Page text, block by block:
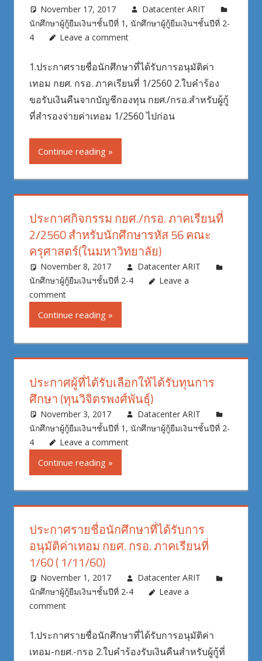
November 17, 2017
Datacenter ARIT
นักศึกษาผู้กู้ยืมเงินฯชั้นปีที่ 1 , นักศึกษาผู้กู้ยืมเงินฯชั้นปีที่ 2-
4
Leave a comment
1.ประกาศรายชื่อนักศึกษาที่ได้รับการอนุมัติค่า
เทอม กยศ. กรอ. ภาคเรียนที่ 1/2560 2.ใบคำร้อง
ขอรับเงินคืนจากบัญชีกองทุน กยศ./กรอ.สำหรับผู้กู้
ที่สำรองจ่ายค่าเทอม 1/2560 ไปก่อน
Continue reading
ประกาศกิจกรรม กยศ./กรอ. ภาคเรียนที่
2/2560 สำหรับนักศึกษารหัส 56 คณะ
ครุศาสตร์(ในมหาวิทยาลัย)
November 8, 2017
Datacenter ARIT
นักศึกษาผู้กู้ยืมเงินฯชั้นปีที่ 2-4
Leave a
comment
Continue reading
ประกาศผู้ที่ได้รับเลือกให้ได้รับทุนการ
ศึกษา (ทุนวิจิตรพงศ์พันธุ์)
November 3, 2017
Datacenter ARIT
นักศึกษาผู้กู้ยืมเงินฯชั้นปีที่ 1 , นักศึกษาผู้กู้ยืมเงินฯชั้นปีที่ 2-
4
Leave a comment
Continue reading
ประกาศรายชื่อนักศึกษาที่ได้รับการ
อนุมัติค่าเทอม กยศ. กรอ. ภาคเรียนที่
1/60 ( 1/11/60)
November 1, 2017
Datacenter ARIT
นักศึกษาผู้กู้ยืมเงินฯชั้นปีที่ 2-4
Leave a
comment
1.ประกาศรายชื่อนักศึกษาที่ได้รับการอนุมัติค่า
เทอม-กยศ.-กรอ 2.ใบคำร้องรับเงินคืนสำหรับผู้กู้ที่